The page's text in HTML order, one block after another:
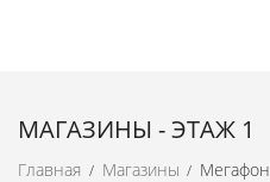
МАГАЗИНЫ - ЭТАЖ 1
Главная / Магазины / Мегафон